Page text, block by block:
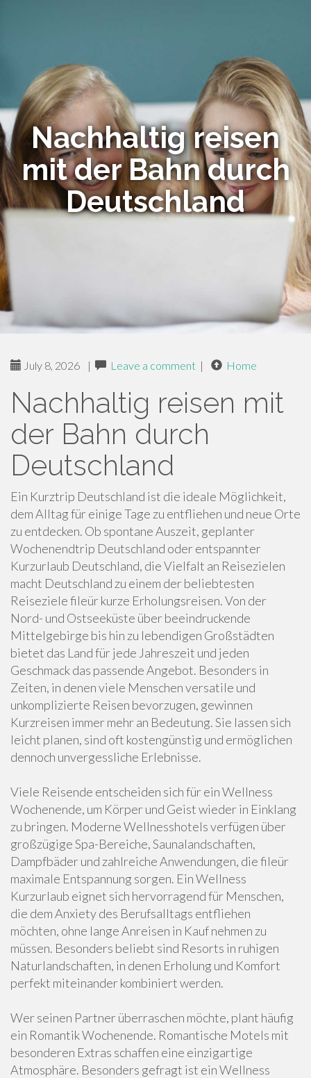
Nachhaltig reisen
mit der Bahn durch
Deutschland
July 8, 2026 | Leave a comment | Home
Nachhaltig reisen mit
der Bahn durch
Deutschland
Ein Kurztrip Deutschland ist die ideale Möglichkeit,
dem Alltag für einige Tage zu entfliehen und neue Orte
zu entdecken. Ob spontane Auszeit, geplanter
Wochenendtrip Deutschland oder entspannter
Kurzurlaub Deutschland, die Vielfalt an Reisezielen
macht Deutschland zu einem der beliebtesten
Reiseziele fileür kurze Erholungsreisen. Von der
Nord- und Ostseeküste über beeindruckende
Mittelgebirge bis hin zu lebendigen Großstädten
bietet das Land für jede Jahreszeit und jeden
Geschmack das passende Angebot. Besonders in
Zeiten, in denen viele Menschen versatile und
unkomplizierte Reisen bevorzugen, gewinnen
Kurzreisen immer mehr an Bedeutung. Sie lassen sich
leicht planen, sind oft kostengünstig und ermöglichen
dennoch unvergessliche Erlebnisse.
Viele Reisende entscheiden sich für ein Wellness
Wochenende, um Körper und Geist wieder in Einklang
zu bringen. Moderne Wellnesshotels verfügen über
großzügige Spa-Bereiche, Saunalandschaften,
Dampfbäder und zahlreiche Anwendungen, die fileür
maximale Entspannung sorgen. Ein Wellness
Kurzurlaub eignet sich hervorragend für Menschen,
die dem Anxiety des Berufsalltags entfliehen
möchten, ohne lange Anreisen in Kauf nehmen zu
müssen. Besonders beliebt sind Resorts in ruhigen
Naturlandschaften, in denen Erholung und Komfort
perfekt miteinander kombiniert werden.
Wer seinen Partner überraschen möchte, plant häufig
ein Romantik Wochenende. Romantische Motels mit
besonderen Extras schaffen eine einzigartige
Atmosphäre. Besonders gefragt ist ein Wellness